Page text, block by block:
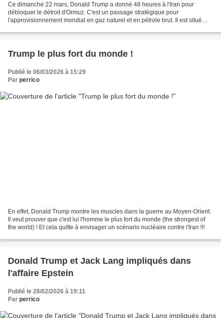
Ce dimanche 22 mars, Donald Trump a donné 48 heures à l'Iran pour
débloquer le détroit d'Ormuz. C'est un passage stratégique pour
l'approvisionnement mondial en gaz naturel et en pétrole brut. Il est situé
Trump le plus fort du monde !
Publié le 06/03/2026 à 15:29
Par perrico
En effet, Donald Trump montre les muscles dans la guerre au Moyen-Orient.
Il veut prouver que c'est lui l'homme le plus fort du monde (the strongest of
the world) ! Et cela quitte à envisager un scénario nucléaire contre l'Iran !!!
Donald Trump et Jack Lang impliqués dans
l'affaire Epstein
Publié le 28/02/2026 à 19:11
Par perrico